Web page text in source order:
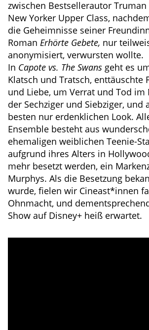
zwischen Bestsellerautor
New Yorker Upper Class,
die Geheimnisse seiner
Roman Erhörte Gebete, nur
anonymisiert, verwursten wollte.
In Capote vs. The Swans geht es
Klatsch und Tratsch, enttäuschte
und Liebe, um Verrat und Tod im
der Sechziger und Siebziger, und
besten nur erdenklichen Look.
Ensemble besteht aus
ehemaligen weiblichen Teenie-
aufgrund ihres Alters in
mehr besetzt werden, ein
Murphys. Als die Besetzung
wurde, fielen wir Cineast*innen
Ohnmacht, und
Show auf Disney+ heiß erwartet.